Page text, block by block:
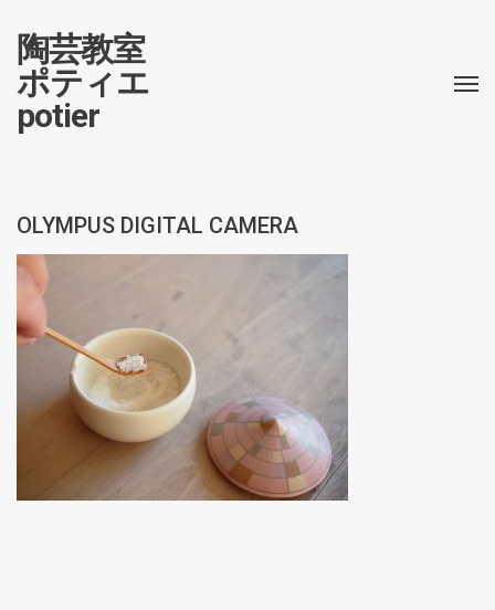
陶芸教室
ポティエ
potier
OLYMPUS DIGITAL CAMERA